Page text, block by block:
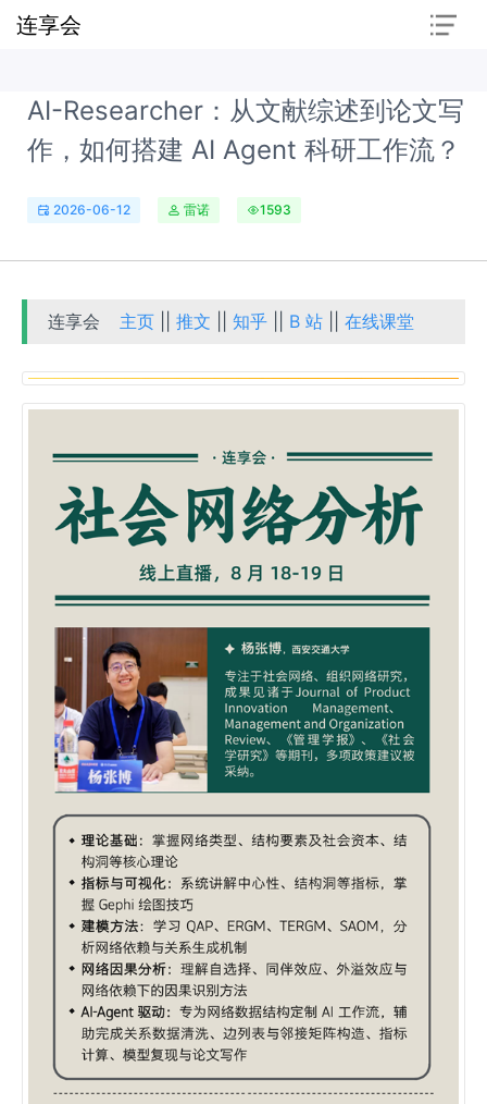
连享会
AI-Researcher：从文献综述到论文写
作，如何搭建 AI Agent 科研工作流？
2026-06-12 雷诺 1593
连享会 主页 ||推文 ||知乎 B 站 ||在线课堂